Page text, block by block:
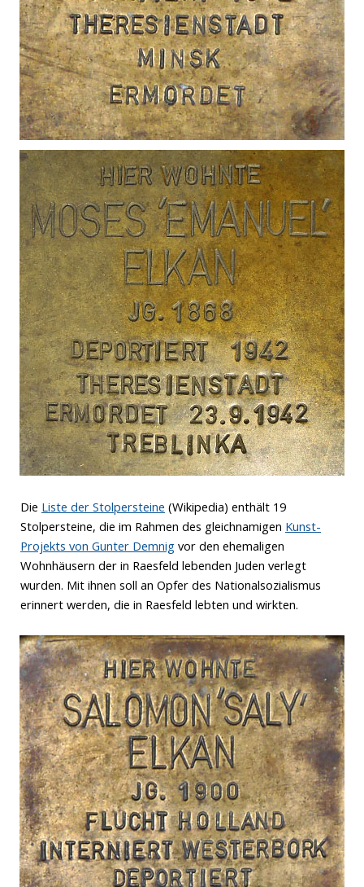
Die Liste der Stolpersteine (Wikipedia) enthält 19
Stolpersteine, die im Rahmen des gleichnamigen Kunst-
Projekts von Gunter Demnig vor den ehemaligen
Wohnhäusern der in Raesfeld lebenden Juden verlegt
wurden. Mit ihnen soll an Opfer des Nationalsozialismus
erinnert werden, die in Raesfeld lebten und wirkten.